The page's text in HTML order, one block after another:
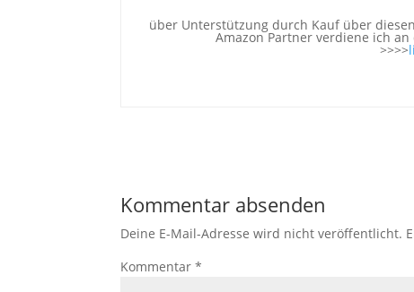
über Unterstützung durch Kauf über
Amazon Partner verdiene ich
>>>>
Kommentar absenden
Deine E-Mail-Adresse wird nicht veröffentlicht.
Kommentar*